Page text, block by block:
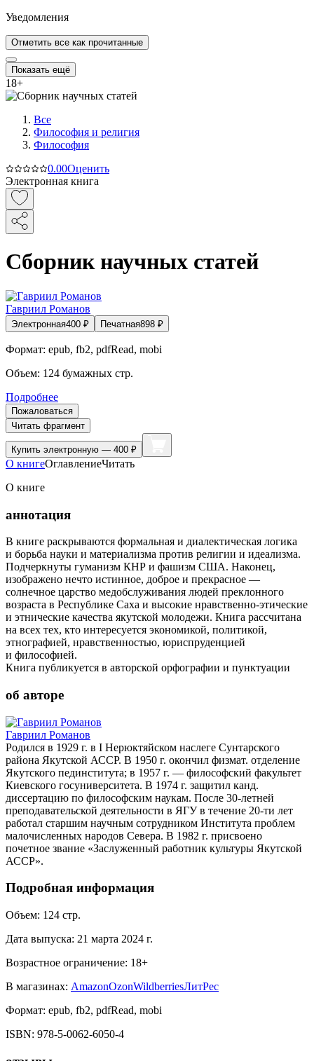
Уведомления
Отметить все как прочитанные
Показать ещё
18+
Все
Философия и религия
Философия
0.00Оценить
Электронная книга
Сборник научных статей
Гавриил Романов
Электронная400 ₽ Печатная898 ₽
Формат: epub, fb2, pdfRead, mobi
Объем: 124 бумажных стр.
Подробнее
Пожаловаться
Читать фрагмент
Купить электронную — 400 ₽
О книгеОглавлениеЧитать
О книге
аннотация
В книге раскрываются формальная и диалектическая логика
и борьба науки и материализма против религии и идеализма.
Подчеркнуты гуманизм КНР и фашизм США. Наконец,
изображено нечто истинное, доброе и прекрасное —
солнечное царство медобслуживания людей преклонного
возраста в Республике Саха и высокие нравственно-этические
и этнические качества якутской молодежи. Книга рассчитана
на всех тех, кто интересуется экономикой, политикой,
этнографией, нравственностью, юриспруденцией
и философией.
Книга публикуется в авторской орфографии и пунктуации
об авторе
Гавриил Романов
Родился в 1929 г. в I Нерюктяйском наслеге Сунтарского
района Якутской АССР. В 1950 г. окончил физмат. отделение
Якутского пединститута; в 1957 г. — философский факультет
Киевского госуниверситета. В 1974 г. защитил канд.
диссертацию по философским наукам. После 30-летней
преподавательской деятельности в ЯГУ в течение 20-ти лет
работал старшим научным сотрудником Института проблем
малочисленных народов Севера. В 1982 г. присвоено
почетное звание «Заслуженный работник культуры Якутской
АССР».
Подробная информация
Объем: 124 стр.
Дата выпуска: 21 марта 2024 г.
Возрастное ограничение: 18+
В магазинах: AmazonOzonWildberriesЛитРес
Формат: epub, fb2, pdfRead, mobi
ISBN: 978-5-0062-6050-4